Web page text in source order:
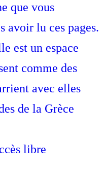
que vous
avoir lu ces pages.
est un espace
comme des
avec elles
de la Grèce
libre